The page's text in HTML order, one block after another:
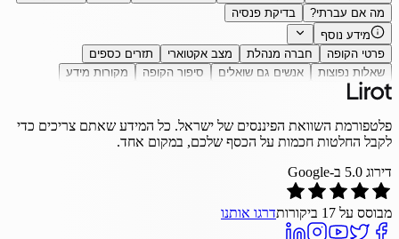
מה אם עברתי?
בדיקת פנסיה
מידע נוסף
פרטי הקופה
חברה מנהלת מצב אקטוארי
תזרים כספים
שאלות נפוצות
אנשים גם שואלים סיפור הקופה מקורות מידע
פלטפורמת השוואת הפיננסים של ישראל. כל המידע שאתם צריכים כדי
לקבל החלטות חכמות על הכסף שלכם, במקום אחד.
דירוג 5.0 ב-Google
מבוסס על 17 ביקורותדרגו אותנו